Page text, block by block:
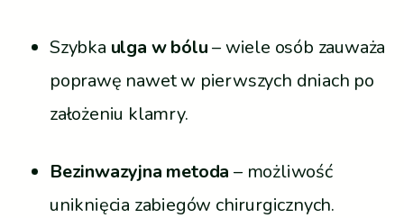
Szybka ulga w bólu– wiele osób zauważa
poprawę nawet w pierwszych dniach po
założeniu klamry.
Bezinwazyjna metoda – możliwość
uniknięcia zabiegów chirurgicznych.